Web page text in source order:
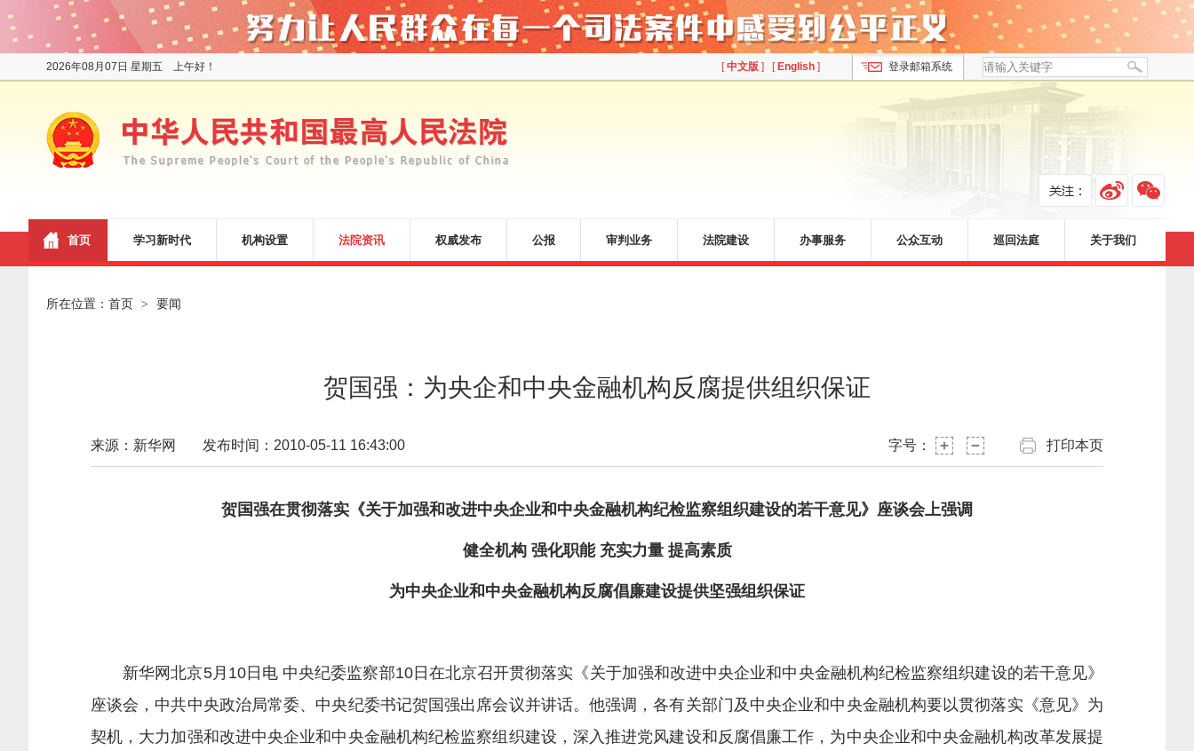
[中文版 ] [ English ]
2026年08月07日 星期五 上午好！ 登录邮箱系统
首页 学习新时代 机构设置 法院资讯 权威发布 公报 审判业务 法院建设 办事服务 公众互动 巡回法庭 关于我们
所在位置： 首页 > 要闻
贺国强：为央企和中央金融机构反腐提供组织保证
来源：新华网 发布时间：2010-05-11 16:43:00 字号： 打印本页
贺国强在贯彻落实《关于加强和改进中央企业和中央金融机构纪检监察组织建设的若干意见》座谈会上强调
健全机构 强化职能 充实力量 提高素质
为中央企业和中央金融机构反腐倡廉建设提供坚强组织保证
新华网北京5月10日电 中央纪委监察部10日在北京召开贯彻落实《关于加强和改进中央企业和中央金融机构纪检监察组织建设的若干意见》
座谈会，中共中央政治局常委、中央纪委书记贺国强出席会议并讲话。他强调，各有关部门及中央企业和中央金融机构要以贯彻落实《意见》为
契机，大力加强和改进中央企业和中央金融机构纪检监察组织建设，深入推进党风建设和反腐倡廉工作，为中央企业和中央金融机构改革发展提